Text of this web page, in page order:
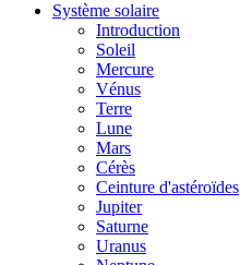
Système solaire
Introduction
Soleil
Mercure
Vénus
Terre
Lune
Mars
Cérès
Ceinture d'astéroïdes
Jupiter
Saturne
Uranus